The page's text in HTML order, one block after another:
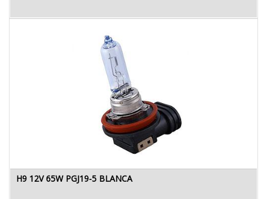
H9 12V 65W PGJ19-5 BLANCA